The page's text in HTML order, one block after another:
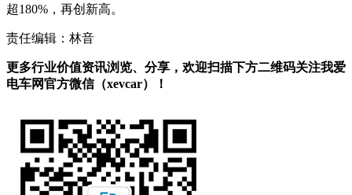
超180%，再创新高。
责任编辑：林音
更多行业价值资讯浏览、分享，欢迎扫描下方二维码关注我爱
电车网官方微信（xevcar）！